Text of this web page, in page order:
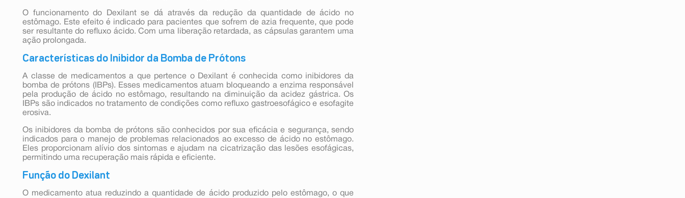
O funcionamento do Dexilant se dá através da redução da quantidade de ácido no
estômago. Este efeito é indicado para pacientes que sofrem de azia frequente, que pode
ser resultante do refluxo ácido. Com uma liberação retardada, as cápsulas garantem uma
ação prolongada.
Características do Inibidor da Bomba de Prótons
A classe de medicamentos a que pertence o Dexilant é conhecida como inibidores da
bomba de prótons (IBPs). Esses medicamentos atuam bloqueando a enzima responsável
pela produção de ácido no estômago, resultando na diminuição da acidez gástrica. Os
IBPs são indicados no tratamento de condições como refluxo gastroesofágico e esofagite
erosiva.
Os inibidores da bomba de prótons são conhecidos por sua eficácia e segurança, sendo
indicados para o manejo de problemas relacionados ao excesso de ácido no estômago.
Eles proporcionam alívio dos sintomas e ajudam na cicatrização das lesões esofágicas,
permitindo uma recuperação mais rápida e eficiente.
Função do Dexilant
O medicamento atua reduzindo a quantidade de ácido produzido pelo estômago, o que